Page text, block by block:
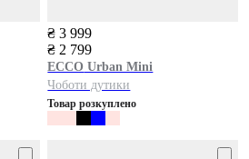
₴ 3 999
₴ 2 799
ECCO Urban Mini
Чоботи дутики
Товар розкуплено